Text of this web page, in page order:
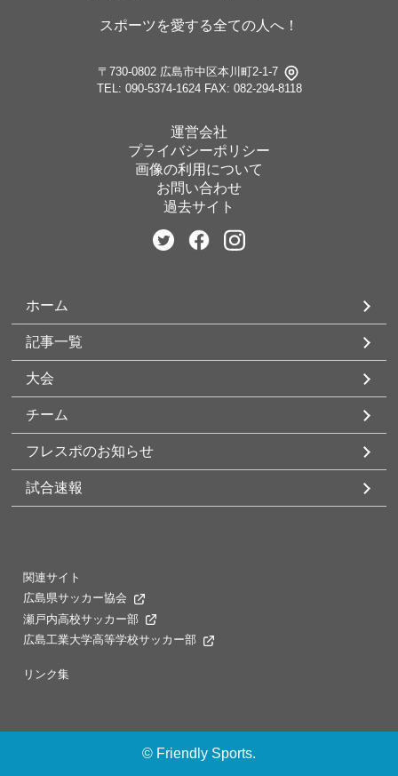
スポーツを愛する全ての人へ！
〒730-0802 広島市中区本川町2-1-7
TEL: 090-5374-1624 FAX: 082-294-8118
運営会社
プライバシーポリシー
画像の利用について
お問い合わせ
過去サイト
ホーム
記事一覧
大会
チーム
フレスポのお知らせ
試合速報
関連サイト
広島県サッカー協会
瀬戸内高校サッカー部
広島工業大学高等学校サッカー部
リンク集
© Friendly Sports.